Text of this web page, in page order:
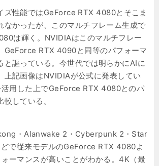
ズ性能ではGeForce RTX 4080とそこま
なかったが、このマルチフレーム生成で
は輝く。NVIDIAはこのマルチフレー
GeForce RTX 4090と同等のパフォーマ
と謳っている。今世代では明らかにAIに
上記画像はNVIDIAが公式に発表してい
活用した上でGeForce RTX 4080とのパ
している。
・Alanwake 2・Cyberpunk 2・Star
で従来モデルのGeForce RTX 4080よ
ーマンスが高いことがわかる。4K（最